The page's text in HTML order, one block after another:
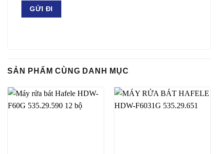
SẢN PHẨM CÙNG DANH MỤC